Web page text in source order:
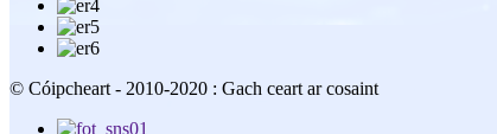
© Cóipcheart - 2010-2020 : Gach ceart ar cosaint